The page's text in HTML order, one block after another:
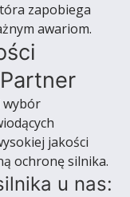
zapobiega
awariom.
wybór
jakości
ochronę silnika.
u nas: